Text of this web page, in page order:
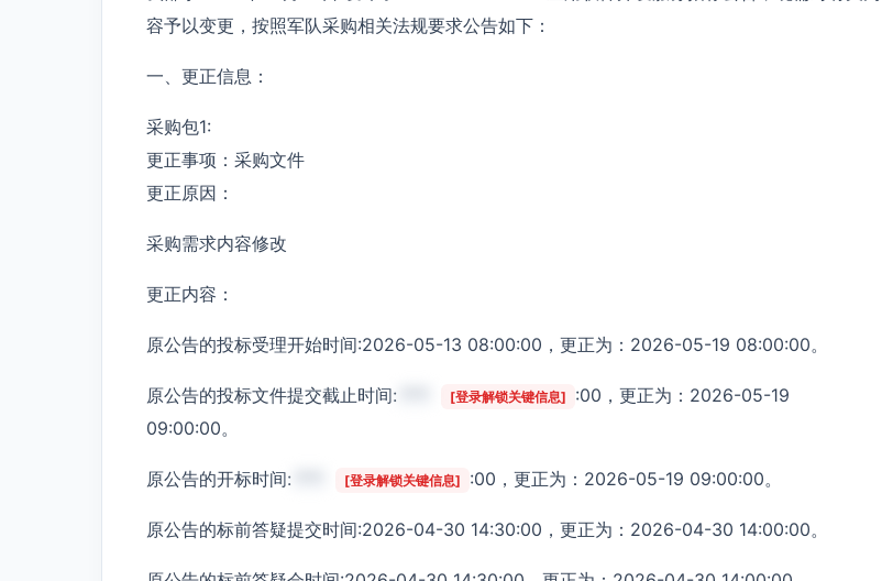
容予以变更，按照军队采购相关法规要求公告如下：
一、更正信息：
采购包1:
更正事项：采购文件
更正原因：
采购需求内容修改
更正内容：
原公告的投标受理开始时间:2026-05-13 08:00:00，更正为：2026-05-19 08:00:00。
原公告的投标文件提交截止时间: [登录解锁关键信息]
:00，更正为：2026-05-19
09:00:00。
原公告的开标时间: [登录解锁关键信息] :00，更正为：2026-05-19 09:00:00。
原公告的标前答疑提交时间:2026-04-30 14:30:00，更正为：2026-04-30 14:00:00。